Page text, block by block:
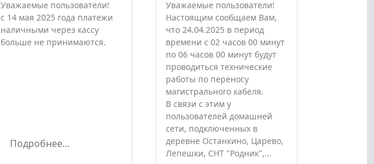
Уважаемые пользователи!
с 14 мая 2025 года платежи
наличными через кассу
больше не принимаются.
Подробнее...
Уважаемые пользователи!
Настоящим сообщаем Вам,
что 24.04.2025 в период
времени с 02 часов 00 минут
по 06 часов 00 минут будут
проводиться технические
работы по переносу
магистрального кабеля.
В связи с этим у
пользователей домашней
сети, подключенных в
деревне Останкино, Царево,
Лепешки, СНТ "Родник",...